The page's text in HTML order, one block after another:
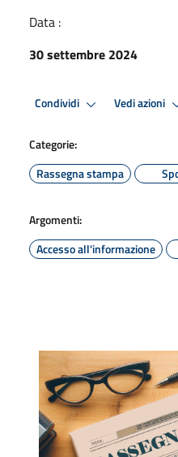
Data :
30 settembre 2024
Condividi Vedi azioni
Categorie:
Rassegna stampa
Argomenti:
Accesso all'informazione